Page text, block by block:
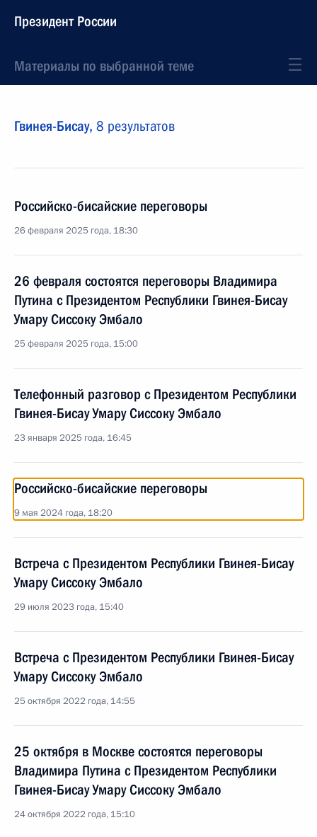
Президент России
Материалы по выбранной теме
Гвинея-Бисау, 8 результатов
Российско-бисайские переговоры
26 февраля 2025 года, 18:30
26 февраля состоятся переговоры Владимира
Путина с Президентом Республики Гвинея-Бисау
Умару Сиссоку Эмбало
25 февраля 2025 года, 15:00
Телефонный разговор с Президентом Республики
Гвинея-Бисау Умару Сиссоку Эмбало
23 января 2025 года, 16:45
Российско-бисайские переговоры
9 мая 2024 года, 18:20
Встреча с Президентом Республики Гвинея-Бисау
Умару Сиссоку Эмбало
29 июля 2023 года, 15:40
Встреча с Президентом Республики Гвинея-Бисау
Умару Сиссоку Эмбало
25 октября 2022 года, 14:55
25 октября в Москве состоятся переговоры
Владимира Путина с Президентом Республики
Гвинея-Бисау Умару Сиссоку Эмбало
24 октября 2022 года, 15:10